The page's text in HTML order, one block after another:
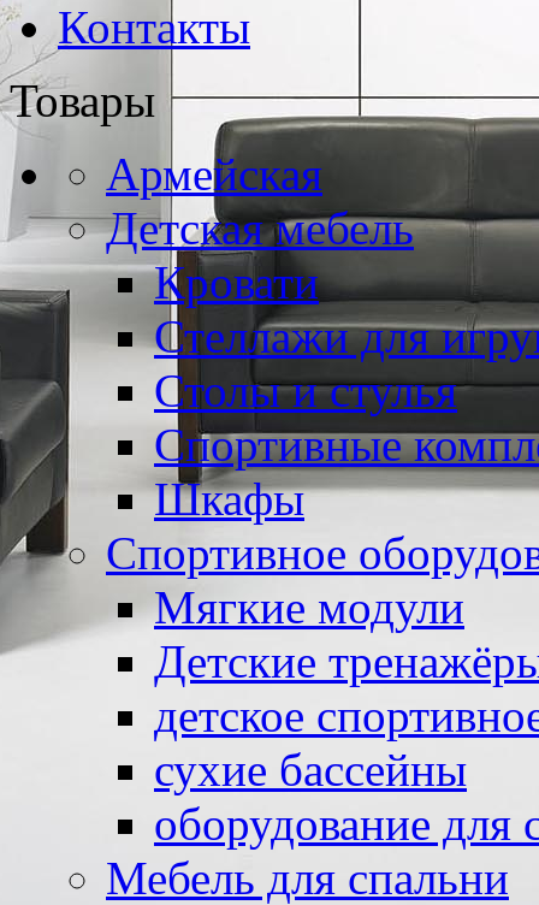
Контакты
Товары
Армейская
Детская мебель
Кровати
Стеллажи для
Столы и стулья
Спортивные
Шкафы
Спортивное
Мягкие модули
Детские
детское
сухие бассейны
оборудование для
Мебель для спальни